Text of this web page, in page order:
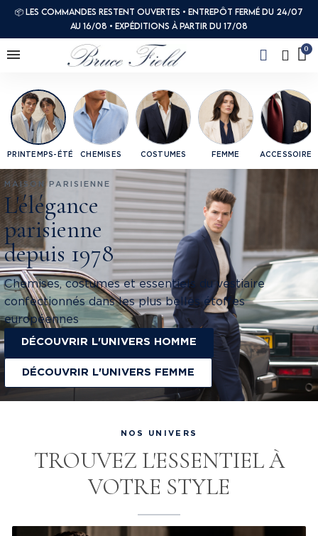
📦 Les commandes restent ouvertes • Entrepôt fermé du 24/07
au 16/08 • Expéditions à partir du 17/08
PRINTEMPS-ÉTÉ CHEMISES COSTUMES FEMME ACCESSOIRES
MAISON PARISIENNE
L'élégance
parisienne
depuis 1978
Chemises, costumes et essentiels du vestiaire
confectionnés dans les plus belles étoffes
européennes
DÉCOUVRIR L'UNIVERS HOMME
DÉCOUVRIR L'UNIVERS FEMME
NOS UNIVERS
TROUVEZ L'ESSENTIEL À
VOTRE STYLE